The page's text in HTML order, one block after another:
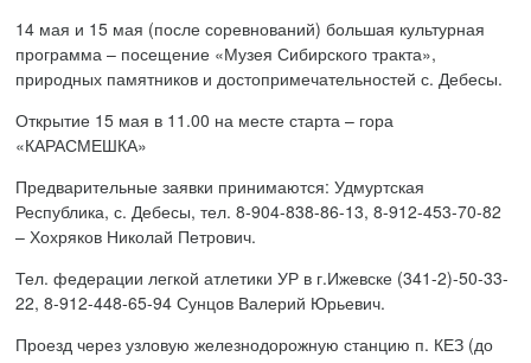
14 мая и 15 мая (после соревнований) большая культурная
программа – посещение «Музея Сибирского тракта»,
природных памятников и достопримечательностей с. Дебесы.
Открытие 15 мая в 11.00 на месте старта – гора
«КАРАСМЕШКА»
Предварительные заявки принимаются: Удмуртская
Республика, с. Дебесы, тел. 8-904-838-86-13, 8-912-453-70-82
– Хохряков Николай Петрович.
Тел. федерации легкой атлетики УР в г.Ижевске (341-2)-50-33-
22, 8-912-448-65-94 Сунцов Валерий Юрьевич.
Проезд через узловую железнодорожную станцию п. КЕЗ (до